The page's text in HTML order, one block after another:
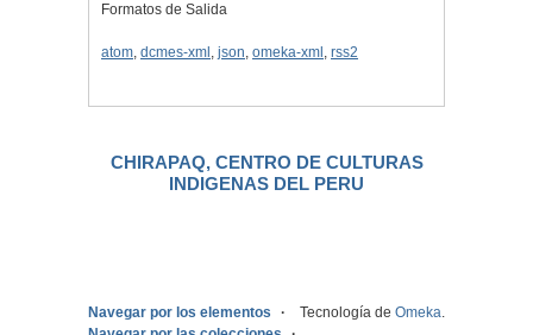
Formatos de Salida
atom, dcmes-xml , json, omeka-xml , rss2
CHIRAPAQ, CENTRO DE CULTURAS
INDIGENAS DEL PERU
Navegar por los elementos
Tecnología de Omeka.